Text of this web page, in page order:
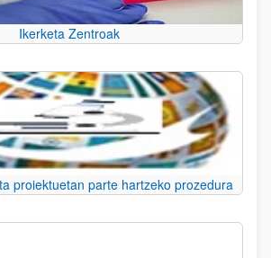
Ikerketa Zentroak
proiektuetan parte hartzeko prozedura